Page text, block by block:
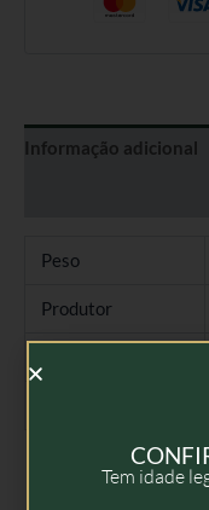
Informação adicional
Peso
Produtor
Tem idade